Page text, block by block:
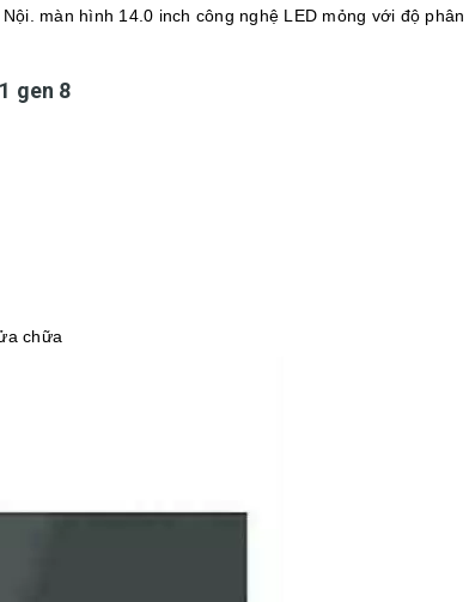
màn hình 14.0 inch công nghệ LED mỏng với độ phân
gen 8
chữa